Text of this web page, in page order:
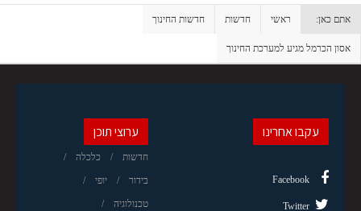
אתם כאן: ראשי חדשות חדשות החינוך
אסון הכרמל מגיע למערכת החינוך
ערוצי תוכן
חדשות כלכלה
בידור יופי
טכנולוגיה
עקבו אחרינו
Facebook
Twitter